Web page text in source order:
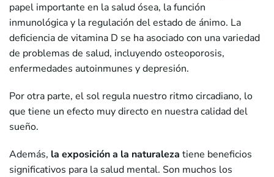
papel importante en la salud ósea, la función
inmunológica y la regulación del estado de ánimo. La
deficiencia de vitamina D se ha asociado con una variedad
de problemas de salud, incluyendo osteoporosis,
enfermedades autoinmunes y depresión.
Por otra parte, el sol regula nuestro ritmo circadiano, lo
que tiene un efecto muy directo en nuestra calidad del
sueño.
Además, la exposición a la naturaleza tiene beneficios
significativos para la salud mental. Son muchos los